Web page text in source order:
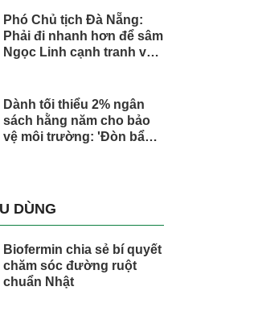
Phó Chủ tịch Đà Nẵng:
Phải đi nhanh hơn để sâm
Ngọc Linh cạnh tranh với
Dành tối thiểu 2% ngân
sách hằng năm cho bảo
vệ môi trường: 'Đòn bẩy'
DÙNG
Biofermin chia sẻ bí quyết
chăm sóc đường ruột
chuẩn Nhật